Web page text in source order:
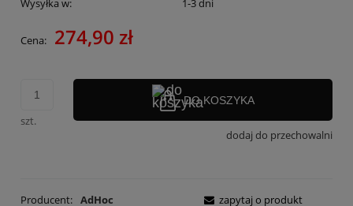
Wysyłka w: 1-3 dni
Cena: 274,90 zł
szt.
DO KOSZYKA
dodaj do przechowalni
Producent: AdHoc
zapytaj o produkt